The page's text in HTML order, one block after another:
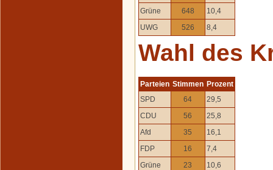
Grüne
648
10,4
UWG
526 8,4
Wahl des
Parteien Stimmen Prozent
SPD
64
29,5
CDU
56
25,8
Afd
35
16,1
FDP
16
7,4
Grüne
23
10,6